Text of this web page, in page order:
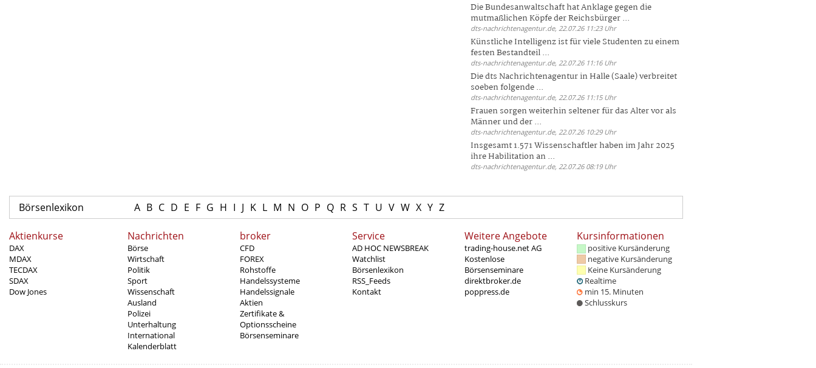
Die Bundesanwaltschaft hat Anklage gegen die
mutmaßlichen Köpfe der Reichsbürger ...
dts-nachrichtenagentur.de, 22.07.26 11:23 Uhr
Künstliche Intelligenz ist für viele Studenten zu einem
festen Bestandteil ...
dts-nachrichtenagentur.de, 22.07.26 11:16 Uhr
Die dts Nachrichtenagentur in Halle (Saale) verbreitet
soeben folgende ...
dts-nachrichtenagentur.de, 22.07.26 11:15 Uhr
Frauen sorgen weiterhin seltener für das Alter vor als
Männer und der ...
dts-nachrichtenagentur.de, 22.07.26 10:29 Uhr
Insgesamt 1.571 Wissenschaftler haben im Jahr 2025
ihre Habilitation an ...
dts-nachrichtenagentur.de, 22.07.26 08:19 Uhr
Börsenlexikon A B C D E F G H I J K L M N O P Q R S T U V W X Y Z
Aktienkurse
DAX
MDAX
TECDAX
SDAX
Dow Jones
Nachrichten
Börse
Wirtschaft
Politik
Sport
Wissenschaft
Ausland
Polizei
Unterhaltung
International
Kalenderblatt
broker
CFD
FOREX
Rohstoffe
Handelssysteme
Handelssignale
Aktien
Zertifikate &
Optionsscheine
Börsenseminare
Service
AD HOC NEWSBREAK
Watchlist
Börsenlexikon
RSS_Feeds
Kontakt
Weitere Angebote
trading-house.net AG
Kostenlose
Börsenseminare
direktbroker.de
poppress.de
Kursinformationen
positive Kursänderung
negative Kursänderung
Keine Kursänderung
Realtime
min 15. Minuten
Schlusskurs